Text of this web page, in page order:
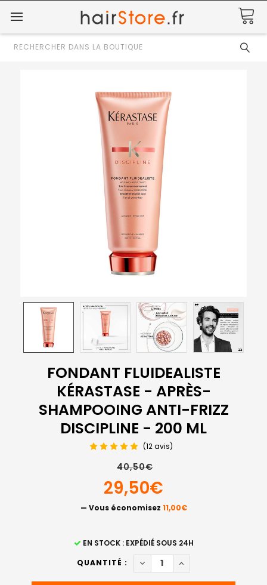
Rechercher
FONDANT FLUIDEALISTE
KÉRASTASE - APRÈS-
SHAMPOOING ANTI-FRIZZ
DISCIPLINE - 200 ML
(12 avis)
40,50€
29,50€
— Vous économisez 11,00€
EN STOCK : EXPÉDIÉ SOUS 24H
QUANTITÉ :
DIMINUER LA QUANTITÉ DE
AUGMENTER LA